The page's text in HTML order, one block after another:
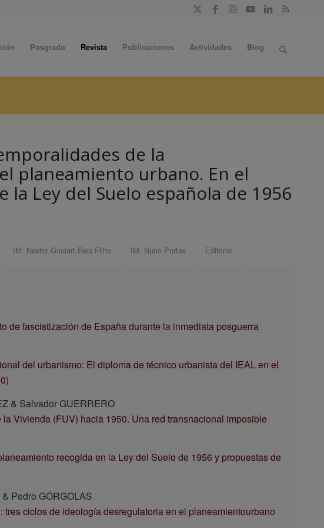
Posgrado Revista Publicaciones Actividades Blog
de la
planeamiento urbano. En el
la Ley del Suelo española de 1956
IM: Nestor Goulart Reis Filho IM: Nuno Portas Editorial
de fascistización de España durante la inmediata posguerra
del urbanismo: El diploma de técnico urbanista del IEAL en el
& Salvador GUERRERO
Vivienda (FUV) hacia 1950. Una red transnacional imposible
recogida en la Ley del Suelo de 1956 y propuestas de
Pedro GÓRGOLAS
ciclos de ideología desregulatoria en el planeamientourbano